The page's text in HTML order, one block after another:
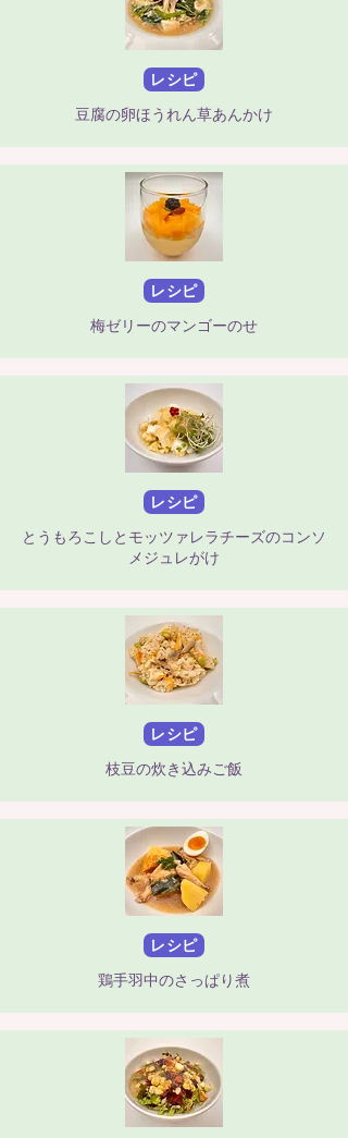
レシピ
豆腐の卵ほうれん草あんかけ
レシピ
梅ゼリーのマンゴーのせ
レシピ
とうもろこしとモッツァレラチーズのコンソ
メジュレがけ
レシピ
枝豆の炊き込みご飯
レシピ
鶏手羽中のさっぱり煮